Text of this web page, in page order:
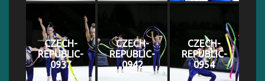
CZECH-
REPUBLIC-
0937
CZECH-
REPUBLIC-
0942
CZECH-
REPUBLIC-
0954